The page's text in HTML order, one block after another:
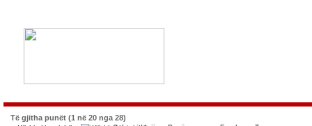
Të gjitha punët (1 në 20 nga 28)